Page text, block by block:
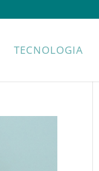
TECNOLOGIA